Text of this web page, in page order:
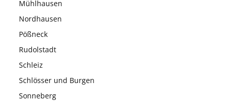
Mühlhausen
Nordhausen
Pößneck
Rudolstadt
Schleiz
Schlösser und Burgen
Sonneberg